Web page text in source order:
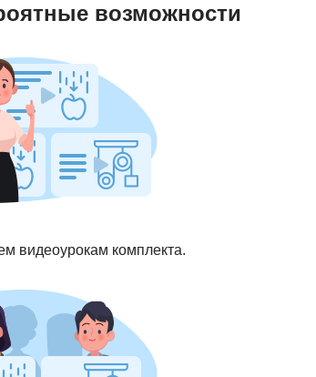
возможности
видеоурокам комплекта.